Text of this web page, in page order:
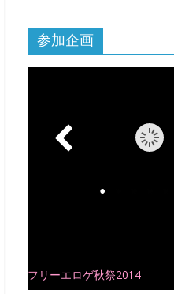
参加企画
フリーエロゲ秋祭2014